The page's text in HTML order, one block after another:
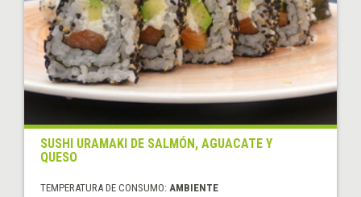
SUSHI URAMAKI DE SALMÓN, AGUACATE Y
QUESO
TEMPERATURA DE CONSUMO: AMBIENTE